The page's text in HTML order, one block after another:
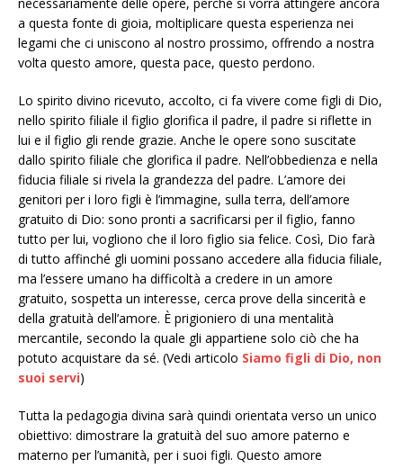
a questa fonte di gioia, moltiplicare questa esperienza nei
legami che ci uniscono al nostro prossimo, offrendo a nostra
volta questo amore, questa pace, questo perdono.
Lo spirito divino ricevuto, accolto, ci fa vivere come figli di Dio,
nello spirito filiale il figlio glorifica il padre, il padre si riflette in
lui e il figlio gli rende grazie. Anche le opere sono suscitate
dallo spirito filiale che glorifica il padre. Nell’obbedienza e nella
fiducia filiale si rivela la grandezza del padre. L’amore dei
genitori per i loro figli è l’immagine, sulla terra, dell’amore
gratuito di Dio: sono pronti a sacrificarsi per il figlio, fanno
tutto per lui, vogliono che il loro figlio sia felice. Così, Dio farà
di tutto affinché gli uomini possano accedere alla fiducia filiale,
ma l’essere umano ha difficoltà a credere in un amore
gratuito, sospetta un interesse, cerca prove della sincerità e
della gratuità dell’amore. È prigioniero di una mentalità
mercantile, secondo la quale gli appartiene solo ciò che ha
potuto acquistare da sé. (Vedi articolo Siamo figli di Dio, non
suoi servi)
Tutta la pedagogia divina sarà quindi orientata verso un unico
obiettivo: dimostrare la gratuità del suo amore paterno e
materno per l’umanità, per i suoi figli. Questo amore